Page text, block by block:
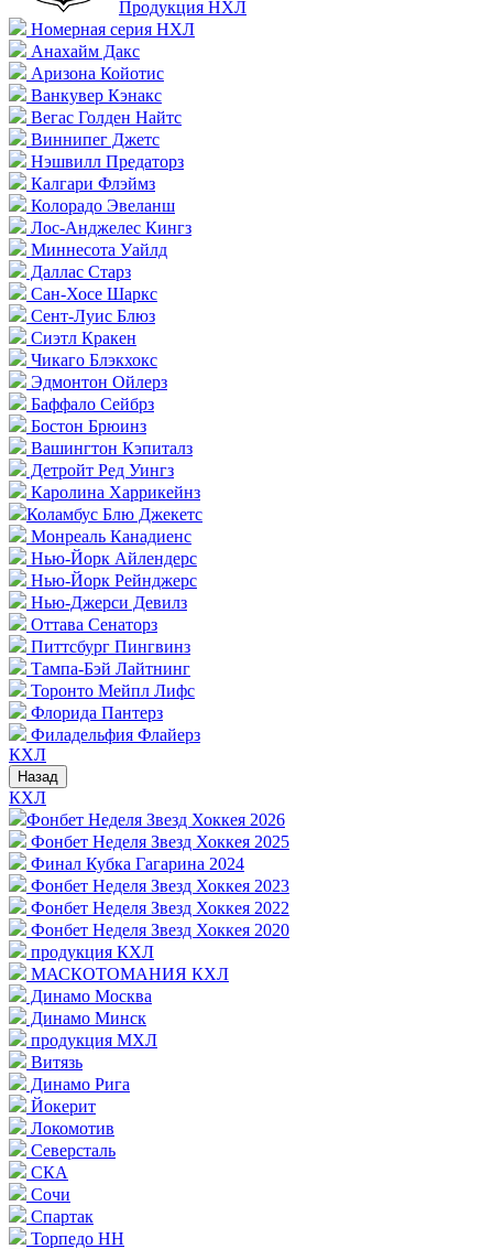
Продукция НХЛ
Номерная серия НХЛ
Анахайм Дакс
Аризона Койотис
Ванкувер Кэнакс
Вегас Голден Найтс
Виннипег Джетс
Нэшвилл Предаторз
Калгари Флэймз
Колорадо Эвеланш
Лос-Анджелес Кингз
Миннесота Уайлд
Даллас Старз
Сан-Хосе Шаркс
Сент-Луис Блюз
Сиэтл Кракен
Чикаго Блэкхокс
Эдмонтон Ойлерз
Баффало Сейбрз
Бостон Брюинз
Вашингтон Кэпиталз
Детройт Ред Уингз
Каролина Харрикейнз
Коламбус Блю Джекетс
Монреаль Канадиенс
Нью-Йорк Айлендерс
Нью-Йорк Рейнджерс
Нью-Джерси Девилз
Оттава Сенаторз
Питтсбург Пингвинз
Тампа-Бэй Лайтнинг
Торонто Мейпл Лифс
Флорида Пантерз
Филадельфия Флайерз
КХЛ
Назад
КХЛ
Фонбет Неделя Звезд Хоккея 2026
Фонбет Неделя Звезд Хоккея 2025
Финал Кубка Гагарина 2024
Фонбет Неделя Звезд Хоккея 2023
Фонбет Неделя Звезд Хоккея 2022
Фонбет Неделя Звезд Хоккея 2020
продукция КХЛ
МАСКОТОМАНИЯ КХЛ
Динамо Москва
Динамо Минск
продукция МХЛ
Витязь
Динамо Рига
Йокерит
Локомотив
Северсталь
СКА
Сочи
Спартак
Торпедо НН